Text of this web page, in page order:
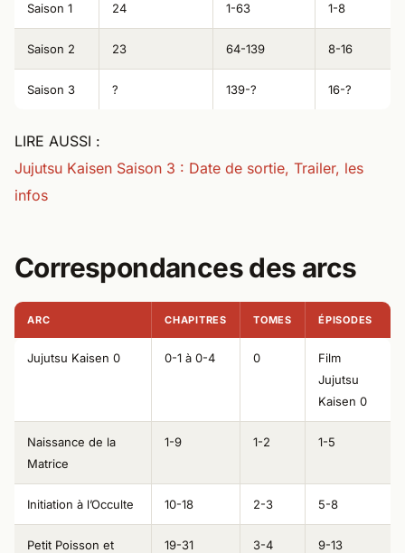
Saison 1 24 1-63 1-8
Saison 2 23 64-139 8-16
Saison 3 ? 139-? 16-?
LIRE AUSSI :
Jujutsu Kaisen Saison 3 : Date de sortie, Trailer, les
infos
Correspondances des arcs
ARC CHAPITRES TOMES ÉPISODES
Jujutsu Kaisen 0 0-1 à 0-4 0
Film
Jujutsu
Kaisen 0
Naissance de la
Matrice
1-9 1-2 1-5
Initiation à l’Occulte 10-18 2-3 5-8
Petit Poisson et
19-31 3-4 9-13